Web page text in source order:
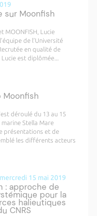
sur Moonfish
MOONFISH, Lucie
de l’Université
en qualité de
est diplômée...
Moonfish
déroulé du 13 au 15
Stella Mare
présentations et de
les différents acteurs
15 mai 2019
: approche de
pour la
halieutiques
CNRS